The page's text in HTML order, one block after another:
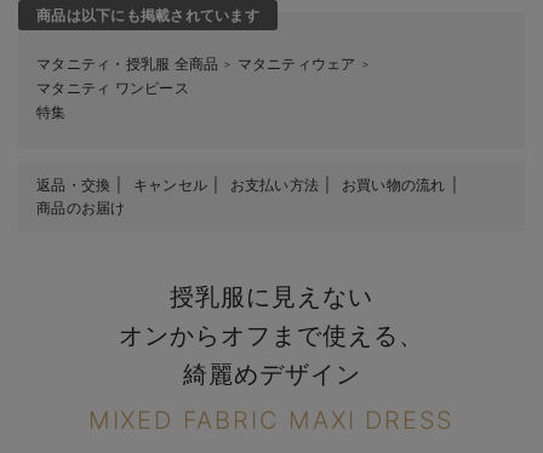
商品は以下にも掲載されています
マタニティ・授乳服 全商品 ＞ マタニティウェア ＞
マタニティ ワンピース
特集
返品・交換 キャンセル お支払い方法
お買い物の流れ
商品のお届け
授乳服に見えない
オンからオフまで使える、
綺麗めデザイン
MIXED FABRIC MAXI DRESS